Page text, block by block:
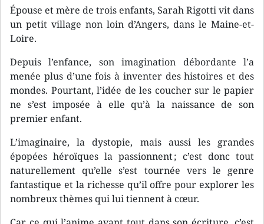
Épouse et mère de trois enfants, Sarah Rigotti vit dans
un petit village non loin d’Angers, dans le Maine-et-
Loire.
Depuis l’enfance, son imagination débordante l’a
menée plus d’une fois à inventer des histoires et des
mondes. Pourtant, l’idée de les coucher sur le papier
ne s’est imposée à elle qu’à la naissance de son
premier enfant.
L’imaginaire, la dystopie, mais aussi les grandes
épopées héroïques la passionnent ; c’est donc tout
naturellement qu’elle s’est tournée vers le genre
fantastique et la richesse qu’il offre pour explorer les
nombreux thèmes qui lui tiennent à cœur.